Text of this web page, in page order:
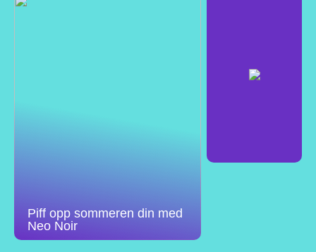
Piff opp sommeren din med
Neo Noir